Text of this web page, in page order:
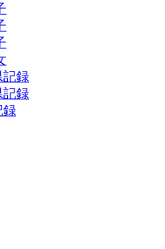
記録
記録
録